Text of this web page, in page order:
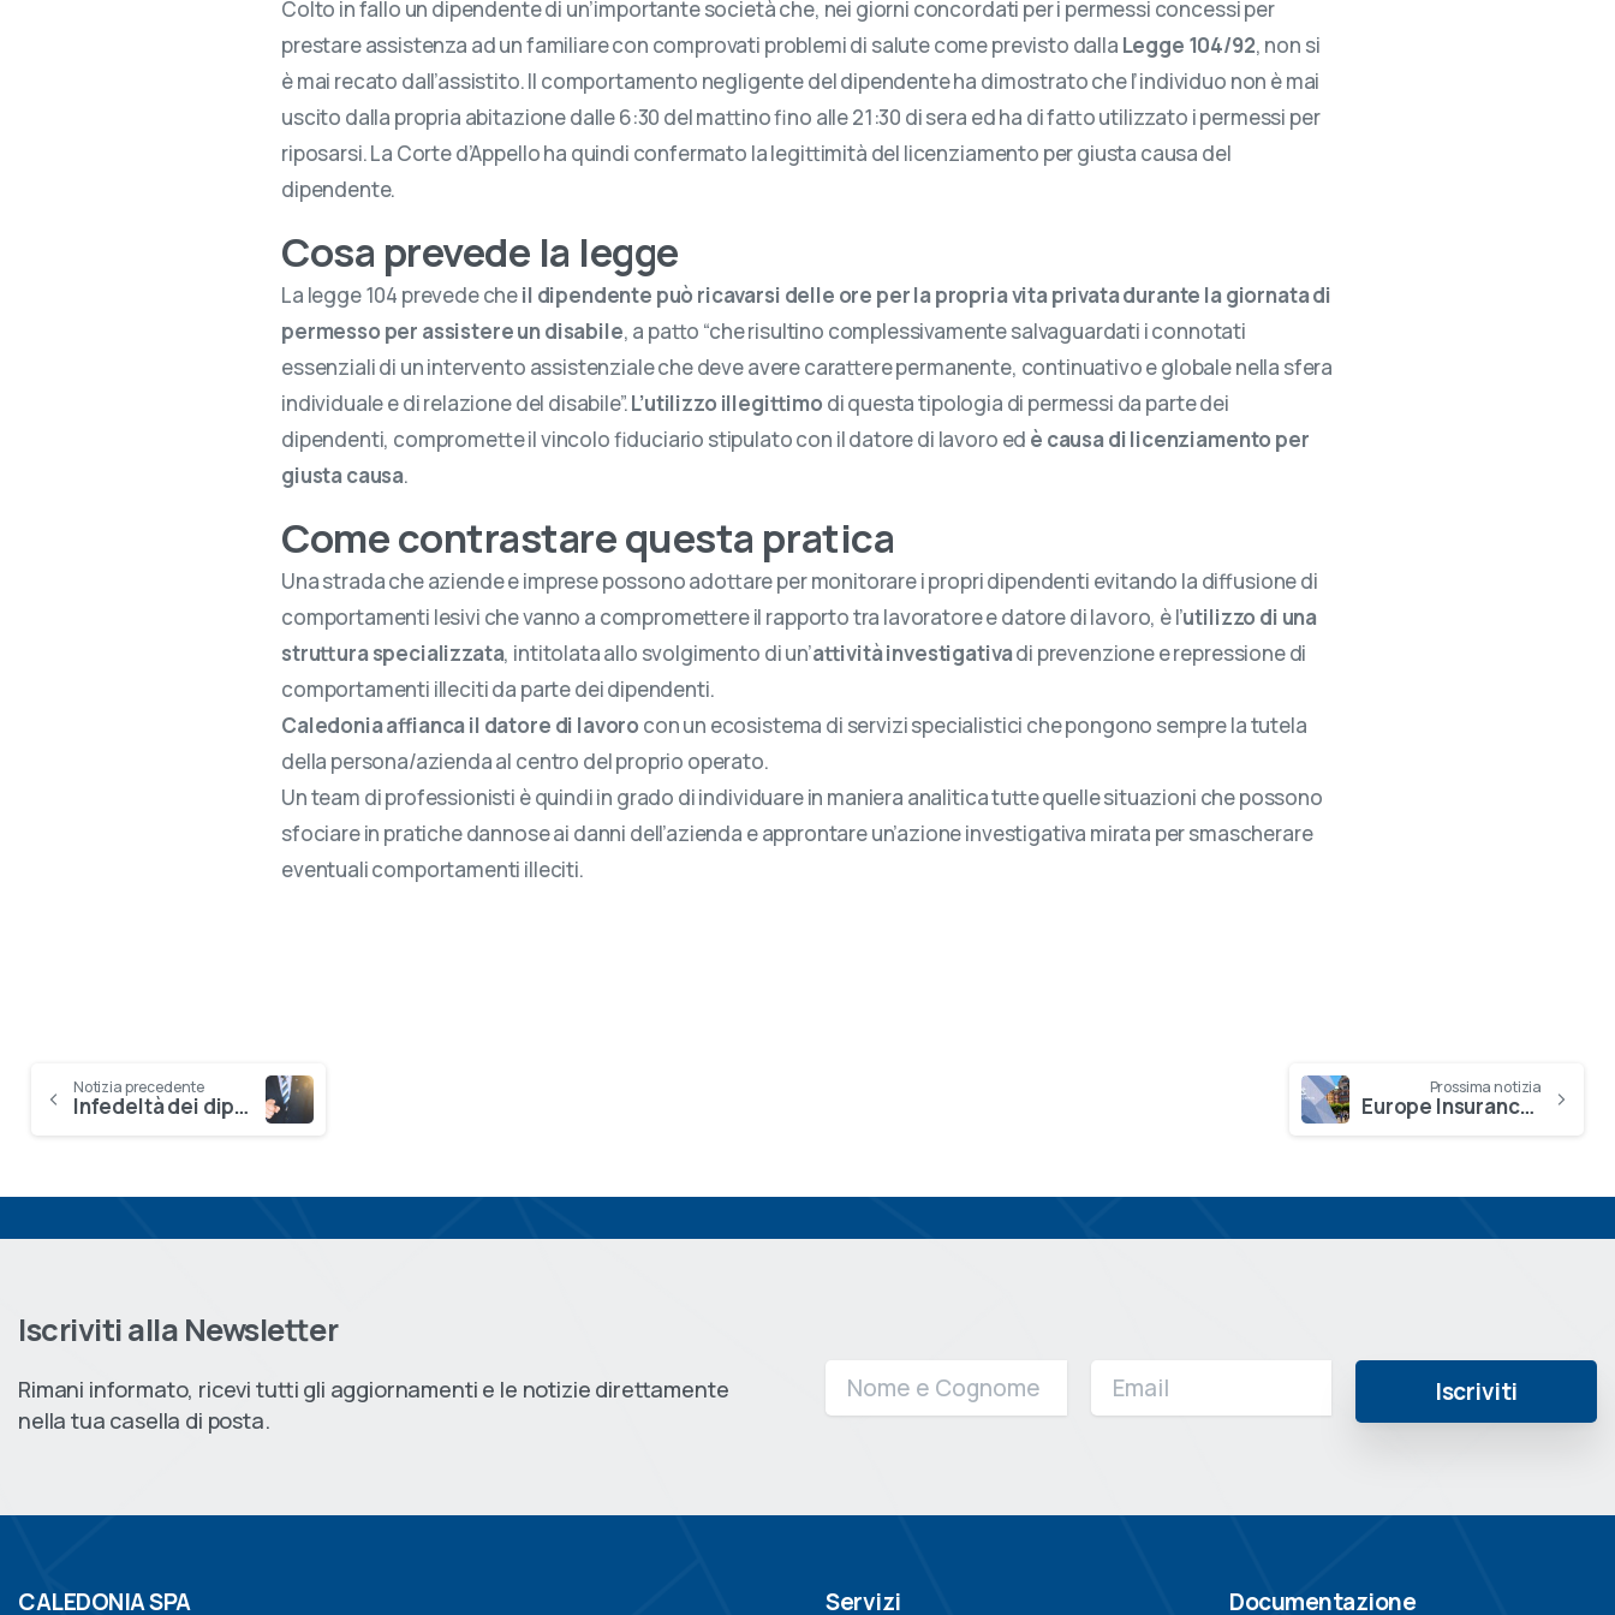
Colto in fallo un dipendente di un’importante società che, nei giorni concordati per i permessi concessi per
prestare assistenza ad un familiare con comprovati problemi di salute come previsto dalla Legge 104/92, non si
è mai recato dall’assistito. Il comportamento negligente del dipendente ha dimostrato che l’individuo non è mai
uscito dalla propria abitazione dalle 6:30 del mattino fino alle 21:30 di sera ed ha di fatto utilizzato i permessi per
riposarsi. La Corte d’Appello ha quindi confermato la legittimità del licenziamento per giusta causa del
dipendente.
Cosa prevede la legge
La legge 104 prevede cheil dipendente può ricavarsi delle ore per la propria vita privata durante la giornata di
permesso per assistere un disabile, a patto “che risultino complessivamente salvaguardati i connotati
essenziali di un intervento assistenziale che deve avere carattere permanente, continuativo e globale nella sfera
individuale e di relazione del disabile”.L’utilizzo illegittimo di questa tipologia di permessi da parte dei
dipendenti, compromette il vincolo fiduciario stipulato con il datore di lavoro ed è causa di licenziamento per
giusta causa.
Come contrastare questa pratica
Una strada che aziende e imprese possono adottare per monitorare i propri dipendenti evitando la diffusione di
comportamenti lesivi che vanno a compromettere il rapporto tra lavoratore e datore di lavoro, è l’utilizzo di una
struttura specializzata, intitolata allo svolgimento di un’attività investigativadi prevenzione e repressione di
comportamenti illeciti da parte dei dipendenti.
Caledonia affianca il datore di lavoro con un ecosistema di servizi specialistici che pongono sempre la tutela
della persona/azienda al centro del proprio operato.
Un team di professionisti è quindi in grado di individuare in maniera analitica tutte quelle situazioni che possono
sfociare in pratiche dannose ai danni dell’azienda e approntare un’azione investigativa mirata per smascherare
eventuali comportamenti illeciti.
Reading
Notizia precedente
Infedeltà dei dipendenti: come tutelarsi
Prossima notizia
Europe Insurance Fraud Seminar: esperti da tutto il mondo a confronto
Iscriviti alla Newsletter
Rimani informato, ricevi tutti gli aggiornamenti e le notizie direttamente
nella tua casella di posta.
CALEDONIA SPA Servizi Documentazione